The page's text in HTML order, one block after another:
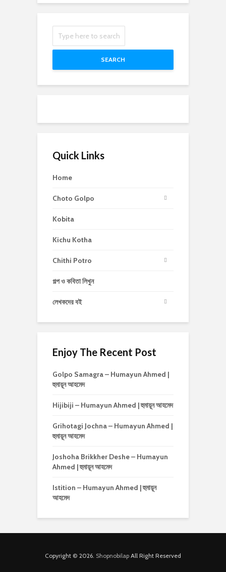
SEARCH
Quick Links
Home
Choto Golpo
Kobita
Kichu Kotha
Chithi Potro
গল্প ও কবিতা লিখুন
লেখকদের বই
Enjoy The Recent Post
Golpo Samagra – Humayun Ahmed |
হুমায়ূন আহমেদ
Hijibiji – Humayun Ahmed | হুমায়ূন আহমেদ
Grihotagi Jochna – Humayun Ahmed |
হুমায়ূন আহমেদ
Joshoha Brikkher Deshe – Humayun
Ahmed | হুমায়ূন আহমেদ
Istition – Humayun Ahmed | হুমায়ূন
আহমেদ
Copyright © 2026. Shopnobilap All Right Reserved